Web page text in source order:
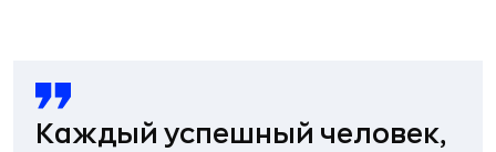
Каждый успешный человек,